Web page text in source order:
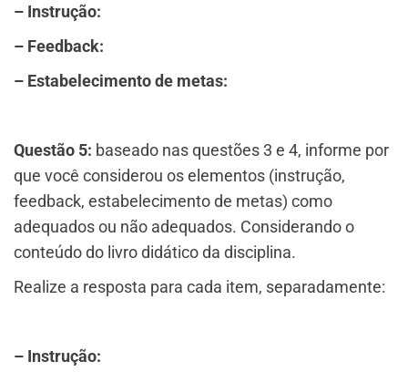
– Instrução:
– Feedback:
– Estabelecimento de metas:
Questão 5: baseado nas questões 3 e 4, informe por
que você considerou os elementos (instrução,
feedback, estabelecimento de metas) como
adequados ou não adequados. Considerando o
conteúdo do livro didático da disciplina.
Realize a resposta para cada item, separadamente:
– Instrução: